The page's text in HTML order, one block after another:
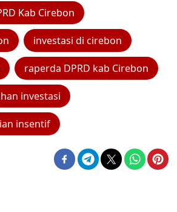
Kab Cirebon
investasi di cirebon
raperda DPRD kab Cirebon
investasi
insentif